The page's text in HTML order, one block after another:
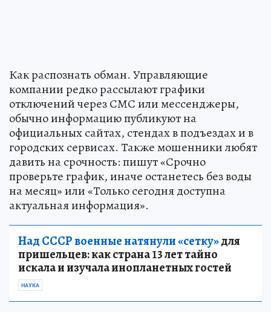
Как распознать обман. Управляющие
компании редко рассылают графики
отключений через СМС или мессенджеры,
обычно информацию публикуют на
официальных сайтах, стендах в подъездах и в
городских сервисах. Также мошенники любят
давить на срочность: пишут «Срочно
проверьте график, иначе останетесь без воды
на месяц» или «Только сегодня доступна
актуальная информация».
Над СССР военные натянули «сетку»для
пришельцев: как страна 13 лет тайно
искала и изучала инопланетных гостей
НАУКА